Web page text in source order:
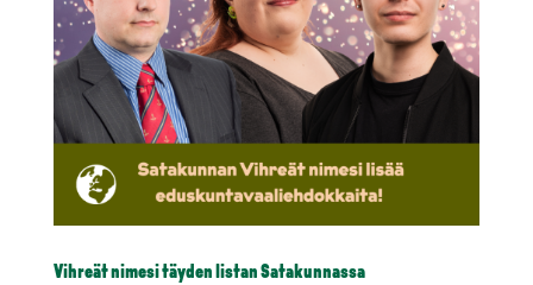
Vihreät nimesi täyden listan Satakunnassa